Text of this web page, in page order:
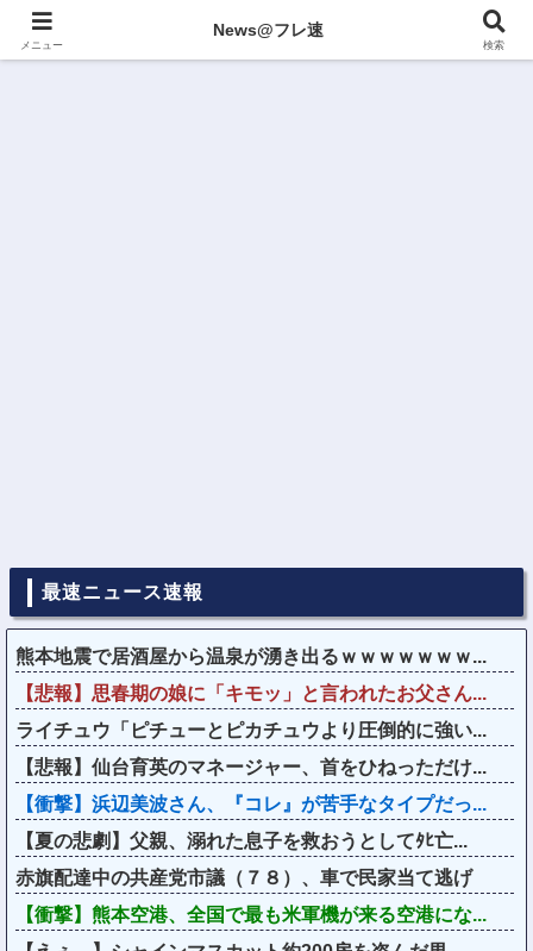
最速ニュース速報
熊本地震で居酒屋から温泉が湧き出るｗｗｗｗｗｗｗ...
【悲報】思春期の娘に「キモッ」と言われたお父さん...
ライチュウ「ピチューとピカチュウより圧倒的に強い...
【悲報】仙台育英のマネージャー、首をひねっただけ...
【衝撃】浜辺美波さん、『コレ』が苦手なタイプだっ...
【夏の悲劇】父親、溺れた息子を救おうとしてﾀﾋ亡...
赤旗配達中の共産党市議（７８）、車で民家当て逃げ
【衝撃】熊本空港、全国で最も米軍機が来る空港にな...
メニュー
News@フレ速
検索